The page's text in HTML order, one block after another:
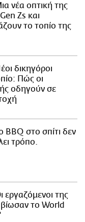
νέα οπτική της
Zs και
το τοπίο της
δικηγόροι
Πώς οι
οδηγούν σε
BBQ στο σπίτι δεν
τρόπο.
εργαζόμενοι της
το World